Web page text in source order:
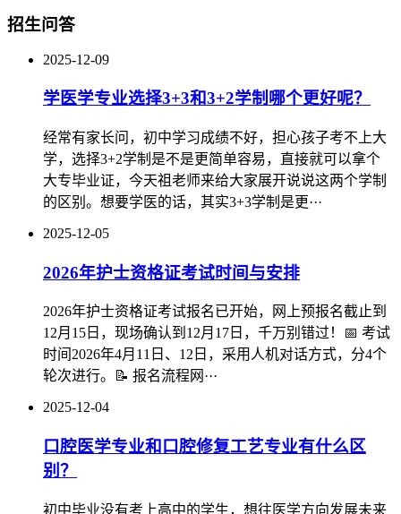
招生问答
2025-12-09
学医学专业选择3+3和3+2学制哪个更好呢？
经常有家长问，初中学习成绩不好，担心孩子考不上大
学，选择3+2学制是不是更简单容易，直接就可以拿个
大专毕业证，今天祖老师来给大家展开说说这两个学制
的区别。想要学医的话，其实3+3学制是更···
2025-12-05
2026年护士资格证考试时间与安排
2026年护士资格证考试报名已开始，网上预报名截止到
12月15日，现场确认到12月17日，千万别错过！‌📅 考试
时间‌2026年4月11日、12日，采用人机对话方式，分4个
轮次进行。‌📝 报名流程‌‌网···
2025-12-04
口腔医学专业和口腔修复工艺专业有什么区
别？
初中毕业没有考上高中的学生，想往医学方向发展未来